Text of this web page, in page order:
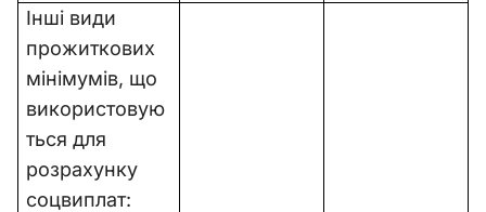
Інші види
прожиткових
мінімумів, що
використовую
ться для
розрахунку
соцвиплат: